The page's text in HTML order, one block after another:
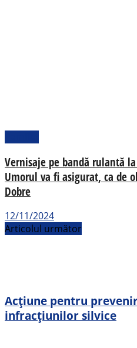
Vernisaje pe bandă rulantă
Umorul va fi asigurat, ca de
Dobre
12/11/2024
Articolul următor
Acțiune pentru
infracțiunilor silvice